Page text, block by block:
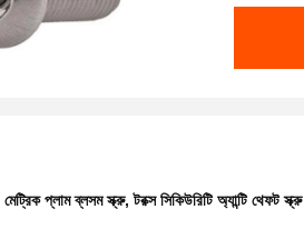
মেট্রিক প্লাম ব্লসম স্ক্রু,টরক্স সিকিউরিটি অ্যান্টি থেফট স্ক্রু